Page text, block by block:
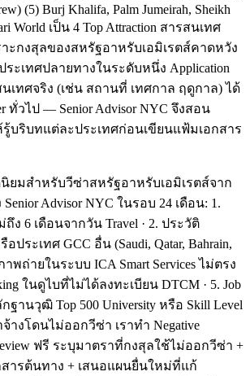
(5) Burj Khalifa, Palm Jumeirah, Sheikh
World เป็น 4 Top Attraction สารสนเทศ
ะกงสุลของสหรัฐอาหรับเอมิเรตส์คาดหวัง
ะเทศปลายทางในระดับหนึ่ง Application
นเทศจริง (เช่น สถานที่ เทศกาล ฤดูกาล) ได้
ทั่วไป — Senior Advisor NYC จึงสอน
ห้รู้บริบทแต่ละประเทศก่อนเขียนแฟ้มเอกสาร
ยมสำหรับวีซ่าสหรัฐอาหรับเอมิเรตส์จาก
Advisor NYC ในรอบ 24 เดือน: 1.
ถึง 6 เดือนจากวัน Travel · 2. ประวัติ
อประเทศ GCC อื่น (Saudi, Qatar, Bahrain,
าพถ่ายในระบบ ICA Smart Services ไม่ตรง
ในดูไบที่ไม่ได้ลงทะเบียน DTCM · 5. Job
ฐานวุฒิ Top 500 University หรือ Skill Level
จ้างโดนไม่ออกวีซ่า เราทำ Negative
ฟรี ระบุมาตราที่กงสุลใช้ไม่ออกวีซ่า +
ารต้นทาง + เสนอแผนยื่นใหม่ที่แก้